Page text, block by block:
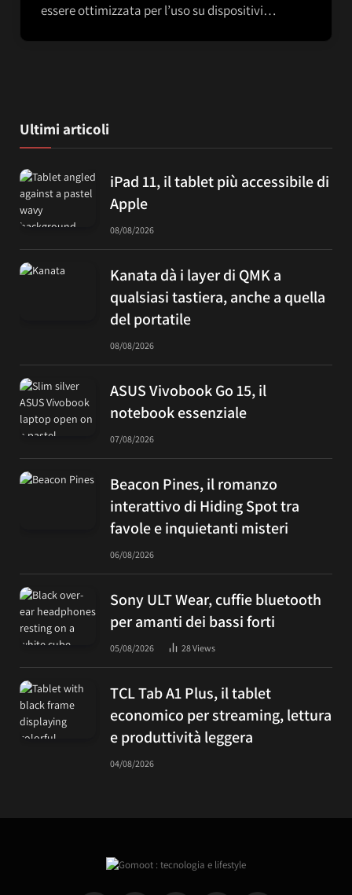
essere ottimizzata per l’uso su dispositivi…
Ultimi articoli
iPad 11, il tablet più accessibile di
Apple
08/08/2026
Kanata dà i layer di QMK a
qualsiasi tastiera, anche a quella
del portatile
08/08/2026
ASUS Vivobook Go 15, il
notebook essenziale
07/08/2026
Beacon Pines, il romanzo
interattivo di Hiding Spot tra
favole e inquietanti misteri
06/08/2026
Sony ULT Wear, cuffie bluetooth
per amanti dei bassi forti
05/08/2026 28Views
TCL Tab A1 Plus, il tablet
economico per streaming, lettura
e produttività leggera
04/08/2026